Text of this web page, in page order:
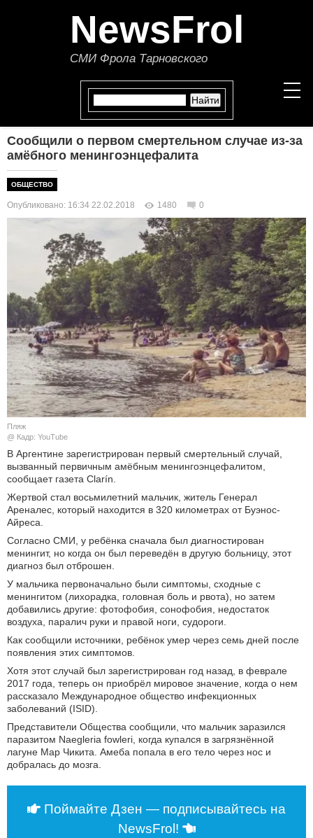
NewsFrol
СМИ Фрола Тарновского
НОВОСТИ
ПОЛИТИКА
ЭКОНОМИКА
В МИРЕ
ОБЩЕСТВО
КУЛЬТУРА
НАУКА
СПОРТ
АВТО И МОТО
ЭГОИЗМ
Сообщили о первом смертельном случае из-за
амёбного менингоэнцефалита
ОБЩЕСТВО
Опубликовано: 16:34 22.02.2018 1480 0
Пляж
@ Кадр: YouTube
В Аргентине зарегистрирован первый смертельный случай,
вызванный первичным амёбным менингоэнцефалитом,
сообщает газета Clarín.
Жертвой стал восьмилетний мальчик, житель Генерал
Ареналес, который находится в 320 километрах от Буэнос-
Айреса.
Согласно СМИ, у ребёнка сначала был диагностирован
менингит, но когда он был переведён в другую больницу, этот
диагноз был отброшен.
У мальчика первоначально были симптомы, сходные с
менингитом (лихорадка, головная боль и рвота), но затем
добавились другие: фотофобия, сонофобия, недостаток
воздуха, паралич руки и правой ноги, судороги.
Как сообщили источники, ребёнок умер через семь дней после
появления этих симптомов.
Хотя этот случай был зарегистрирован год назад, в феврале
2017 года, теперь он приобрёл мировое значение, когда о нем
рассказало Международное общество инфекционных
заболеваний (ISID).
Представители Общества сообщили, что мальчик заразился
паразитом Naegleria fowleri, когда купался в загрязнённой
лагуне Мар Чикита. Амеба попала в его тело через нос и
добралась до мозга.
Поймайте Дзен — подписывайтесь на
NewsFrol!